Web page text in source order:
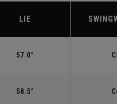
LIE
57.0°
58.5°